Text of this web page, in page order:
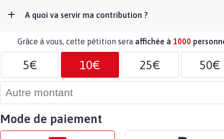
A quoi va servir ma contribution ?
Grâce à vous, cette pétition sera affichée à 1000
5€ 10€ 25€ 50€
Mode de paiement